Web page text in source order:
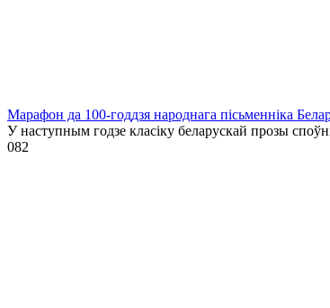
Марафон да 100-годдзя народнага пісьменніка
У наступным годзе класіку беларускай прозы
082